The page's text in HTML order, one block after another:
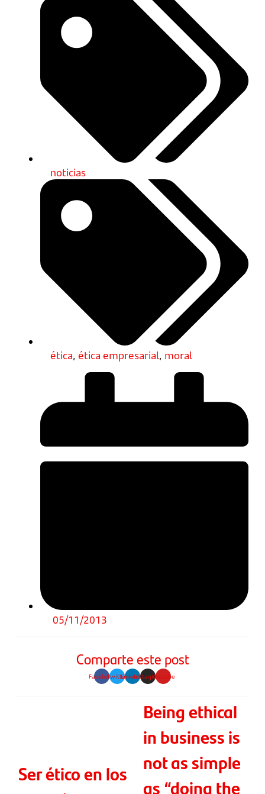
noticias
ética, ética empresarial, moral
05/11/2013
Comparte este post
FacebookTwitterLinkedinInstagramYoutube
Ser ético en los
Being ethical
in business is
not as simple
as “doing the